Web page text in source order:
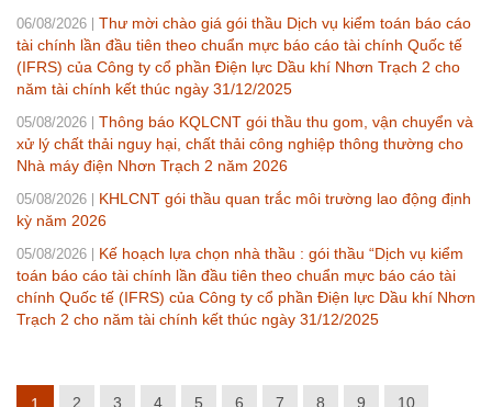
06/08/2026
Thư mời chào giá gói thầu Dịch vụ kiểm toán báo cáo
tài chính lần đầu tiên theo chuẩn mực báo cáo tài chính Quốc tế
(IFRS) của Công ty cổ phần Điện lực Dầu khí Nhơn Trạch 2 cho
năm tài chính kết thúc ngày 31/12/2025
05/08/2026
Thông báo KQLCNT gói thầu thu gom, vận chuyển và
xử lý chất thải nguy hại, chất thải công nghiệp thông thường cho
Nhà máy điện Nhơn Trạch 2 năm 2026
05/08/2026
KHLCNT gói thầu quan trắc môi trường lao động định
kỳ năm 2026
05/08/2026
Kế hoạch lựa chọn nhà thầu : gói thầu “Dịch vụ kiểm
toán báo cáo tài chính lần đầu tiên theo chuẩn mực báo cáo tài
chính Quốc tế (IFRS) của Công ty cổ phần Điện lực Dầu khí Nhơn
Trạch 2 cho năm tài chính kết thúc ngày 31/12/2025
2 3 4 5 6 7 8 9 10